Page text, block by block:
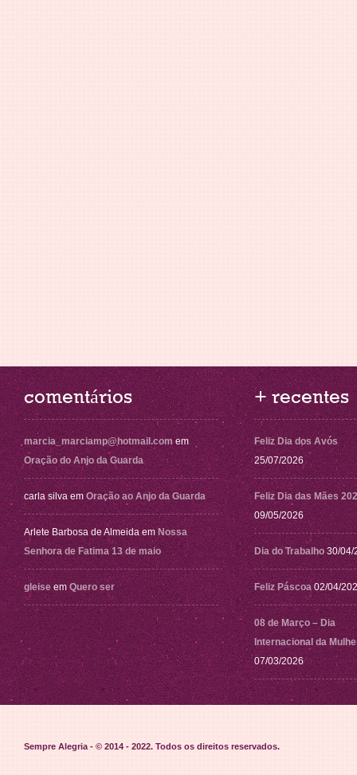
comentários
marcia_marciamp@hotmail.com em
Oração do Anjo da Guarda
carla silva em Oração ao Anjo da Guarda
Arlete Barbosa de Almeida em Nossa
Senhora de Fatima 13 de maio
gleise em Quero ser
+ recentes
Feliz Dia dos Avós
25/07/2026
Feliz Dia das Mães
09/05/2026
Dia do Trabalho 30/04/
Feliz Páscoa 02/04/
08 de Março – Dia
Internacional da
07/03/2026
Sempre Alegria - © 2014 - 2022. Todos os direitos reservados.